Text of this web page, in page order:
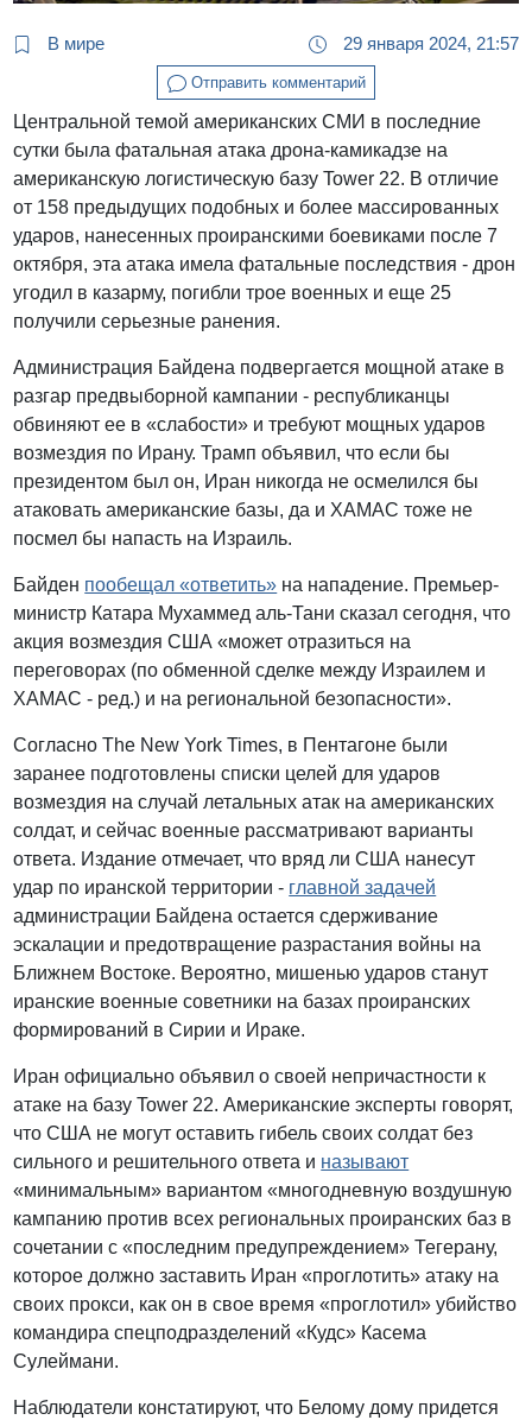
В мире 29 января 2024, 21:57
Отправить комментарий
Центральной темой американских СМИ в последние
сутки была фатальная атака дрона-камикадзе на
американскую логистическую базу Tower 22. В отличие
от 158 предыдущих подобных и более массированных
ударов, нанесенных проиранскими боевиками после 7
октября, эта атака имела фатальные последствия - дрон
угодил в казарму, погибли трое военных и еще 25
получили серьезные ранения.
Администрация Байдена подвергается мощной атаке в
разгар предвыборной кампании - республиканцы
обвиняют ее в «слабости» и требуют мощных ударов
возмездия по Ирану. Трамп объявил, что если бы
президентом был он, Иран никогда не осмелился бы
атаковать американские базы, да и ХАМАС тоже не
посмел бы напасть на Израиль.
Байден пообещал «ответить» на нападение. Премьер-
министр Катара Мухаммед аль-Тани сказал сегодня, что
акция возмездия США «может отразиться на
переговорах (по обменной сделке между Израилем и
ХАМАС - ред.) и на региональной безопасности».
Согласно The New York Times, в Пентагоне были
заранее подготовлены списки целей для ударов
возмездия на случай летальных атак на американских
солдат, и сейчас военные рассматривают варианты
ответа. Издание отмечает, что вряд ли США нанесут
удар по иранской территории - главной задачей
администрации Байдена остается сдерживание
эскалации и предотвращение разрастания войны на
Ближнем Востоке. Вероятно, мишенью ударов станут
иранские военные советники на базах проиранских
формирований в Сирии и Ираке.
Иран официально объявил о своей непричастности к
атаке на базу Tower 22. Американские эксперты говорят,
что США не могут оставить гибель своих солдат без
сильного и решительного ответа и называют
«минимальным» вариантом «многодневную воздушную
кампанию против всех региональных проиранских баз в
сочетании с «последним предупреждением» Тегерану,
которое должно заставить Иран «проглотить» атаку на
своих прокси, как он в свое время «проглотил» убийство
командира спецподразделений «Кудс» Касема
Сулеймани.
Наблюдатели констатируют, что Белому дому придется